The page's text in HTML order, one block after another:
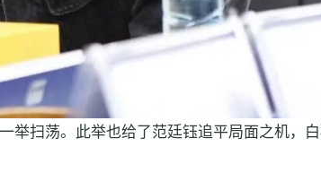
扫荡。此举也给了范廷钰追平局面之机，